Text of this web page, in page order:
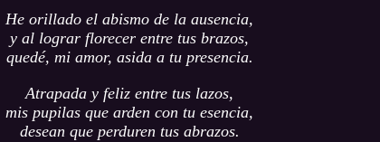
He orillado el abismo de la ausencia,
y al lograr florecer entre tus brazos,
quedé, mi amor, asida a tu presencia.
Atrapada y feliz entre tus lazos,
mis pupilas que arden con tu esencia,
desean que perduren tus abrazos.